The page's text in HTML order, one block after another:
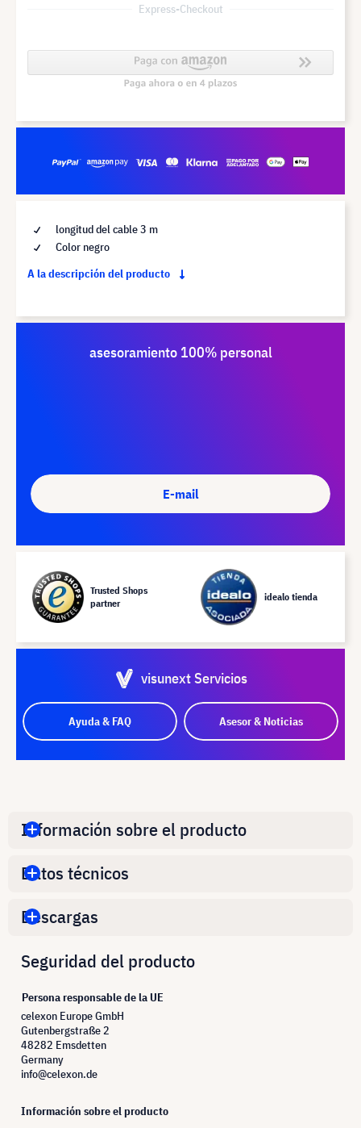
Express-Checkout
longitud del cable 3 m
Color negro
A la descripción del producto
asesoramiento 100% personal
E-mail
Trusted Shops
partner
idealo tienda
visunext Servicios
Ayuda & FAQ Asesor & Noticias
Información sobre el producto
Datos técnicos
Descargas
Seguridad del producto
Persona responsable de la UE
celexon Europe GmbH
Gutenbergstraße 2
48282 Emsdetten
Germany
info@celexon.de
Información sobre el producto